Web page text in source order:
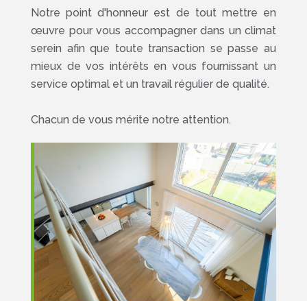
Notre point d'honneur est de tout mettre en
œuvre pour vous accompagner dans un climat
serein afin que toute transaction se passe au
mieux de vos intérêts en vous fournissant un
service optimal et un travail régulier de qualité.
Chacun de vous mérite notre attention.